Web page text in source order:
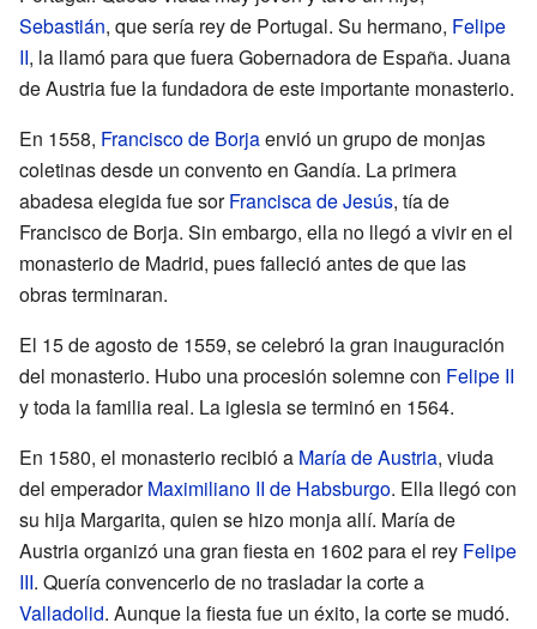
Sebastián, que sería rey de Portugal. Su hermano, Felipe
II, la llamó para que fuera Gobernadora de España. Juana
de Austria fue la fundadora de este importante monasterio.
En 1558, Francisco de Borjaenvió un grupo de monjas
coletinas desde un convento en Gandía. La primera
abadesa elegida fue sorFrancisca de Jesús, tía de
Francisco de Borja. Sin embargo, ella no llegó a vivir en el
monasterio de Madrid, pues falleció antes de que las
obras terminaran.
El 15 de agosto de 1559, se celebró la gran inauguración
del monasterio. Hubo una procesión solemne con Felipe II
y toda la familia real. La iglesia se terminó en 1564.
En 1580, el monasterio recibió a María de Austria, viuda
del emperadorMaximiliano II de Habsburgo. Ella llegó con
su hija Margarita, quien se hizo monja allí. María de
Austria organizó una gran fiesta en 1602 para el rey Felipe
III. Quería convencerlo de no trasladar la corte a
Valladolid. Aunque la fiesta fue un éxito, la corte se mudó.